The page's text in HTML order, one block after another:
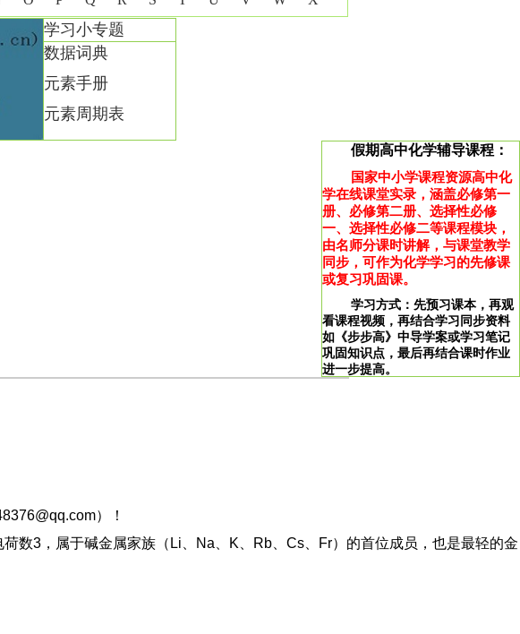
学习小专题
数据词典
元素手册
元素周期表
假期高中化学辅导课程：
国家中小学课程资源高中化
学在线课堂实录，涵盖必修第一
册、必修第二册、选择性必修
一、选择性必修二等课程模块，
由名师分课时讲解，与课堂教学
同步，可作为化学学习的先修课
或复习巩固课。
学习方式：先预习课本，再观
看课程视频，再结合学习同步资料
如《步步高》中导学案或学习笔记
巩固知识点，最后再结合课时作业
进一步提高。
）！
数3，属于碱金属家族（Li、Na、K、Rb、Cs、Fr）的首位成员，也是最轻的金